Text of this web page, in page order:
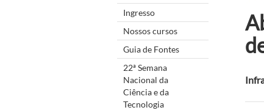
Ingresso
Nossos cursos
Guia de Fontes
22ª Semana
Nacional da
Ciência e da
Tecnologia